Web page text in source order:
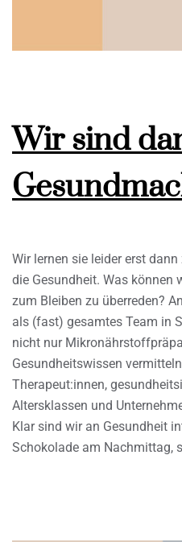
Wir sind
Wir lernen sie leider erst
die Gesundheit. Was können
zum Bleiben zu überreden?
als (fast) gesamtes Team in
nicht nur
Gesundheitswissen
Therapeut:innen,
Altersklassen und
Klar sind wir an Gesundheit
Schokolade am Nachmittag,